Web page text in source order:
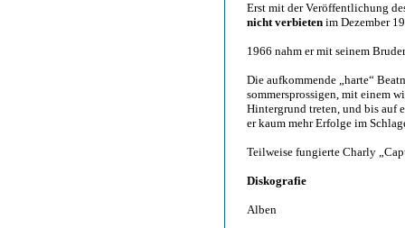
Erst mit der Veröffentlichung
nicht verbieten im Dezember
1966 nahm er mit seinem
Die aufkommende „harte“
sommersprossigen, mit einem
Hintergrund treten, und bis auf
er kaum mehr Erfolge im
Teilweise fungierte Charly
Diskografie
Alben